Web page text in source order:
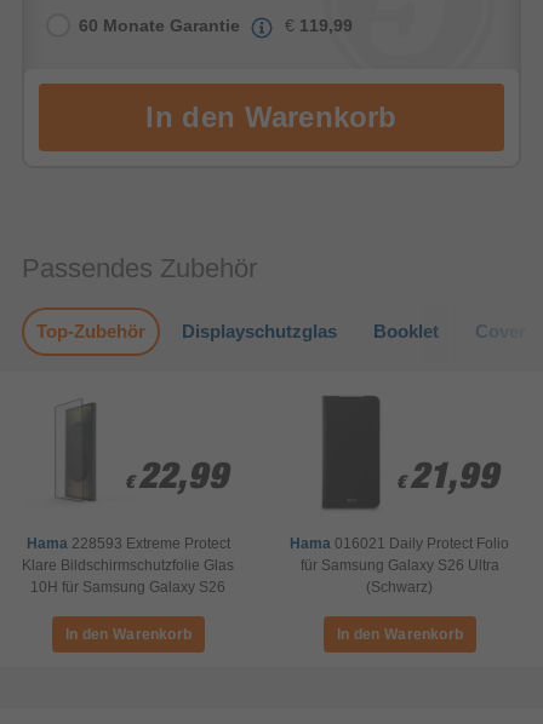
60 Monate Garantie € 119,99
Passendes Zubehör
Top-Zubehör Displayschutzglas Booklet Cover
€ 22,99
€ 22,99
Hama 228593 Extreme Protect
Klare Bildschirmschutzfolie Glas
10H für Samsung Galaxy S26
Stoßfest, Kratzresistent, Bruchfest,
Schlagfest
€ 21,99
€ 21,99
Hama016021 Daily Protect Folio
für Samsung Galaxy S26 Ultra
(Schwarz)